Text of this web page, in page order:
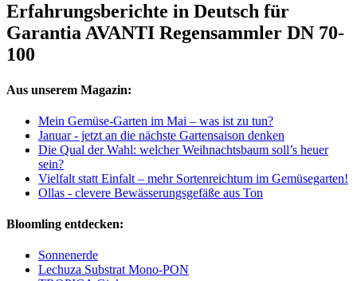
Erfahrungsberichte in Deutsch für
Garantia AVANTI Regensammler DN 70-
100
Aus unserem Magazin:
Mein Gemüse-Garten im Mai – was ist zu tun?
Januar - jetzt an die nächste Gartensaison denken
Die Qual der Wahl: welcher Weihnachtsbaum soll’s heuer
sein?
Vielfalt statt Einfalt – mehr Sortenreichtum im Gemüsegarten!
Ollas - clevere Bewässerungsgefäße aus Ton
Bloomling entdecken:
Sonnenerde
Lechuza Substrat Mono-PON